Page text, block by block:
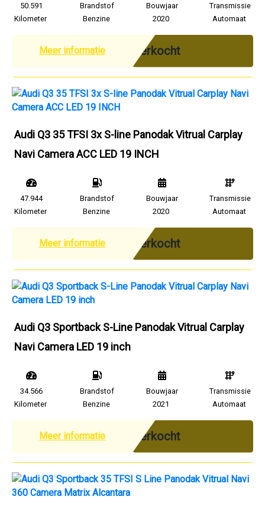
50.591
Kilometer
Brandstof
Benzine
Bouwjaar
2020
Transmissie
Automaat
Meer informatie Verkocht
Audi Q3 35 TFSI 3x S-line Panodak Vitrual Carplay
Navi Camera ACC LED 19 INCH
47.944
Kilometer
Brandstof
Benzine
Bouwjaar
2020
Transmissie
Automaat
Meer informatie Verkocht
Audi Q3 Sportback S-Line Panodak Vitrual Carplay
Navi Camera LED 19 inch
34.566
Kilometer
Brandstof
Benzine
Bouwjaar
2021
Transmissie
Automaat
Meer informatie Verkocht